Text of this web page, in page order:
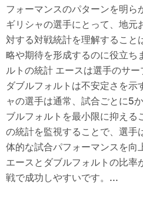
フォーマンスのパターンを明ら
ギリシャの選手にとって、地元
対する対戦統計を理解すること
略や期待を形成するのに役立ち
ルトの統計 エースは選手のサー
ダブルフォルトは不安定さを示
ャの選手は通常、試合ごとに5
ブルフォルトを最小限に抑える
の統計を監視することで、選手
体的な試合パフォーマンスを向
エースとダブルフォルトの比率
戦で成功しやすいです。...